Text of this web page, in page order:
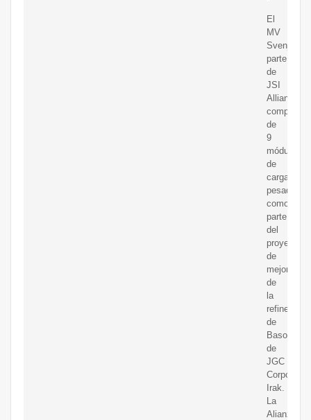
El
MV
Svenja,
parte
de
JSI
Alliance,
completó
de
9
módulos
de
carga
pesada
como
parte
del
proyecto
de
mejora
de
la
refinería
de
Basora
de
JGC
Irak.
La
Alianza